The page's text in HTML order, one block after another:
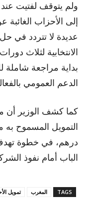
ولم يتوقف لفتيت
إلى الأحزاب الغائبة
عديدة لا تتردد في
الانتخابية لثلاث
بداية مراجعة شاملة
الدعم العمومي
كما كشف الوزير أن
درهم، في خطوة
الباب أمام نفوذ
TAGS المغرب تمويل